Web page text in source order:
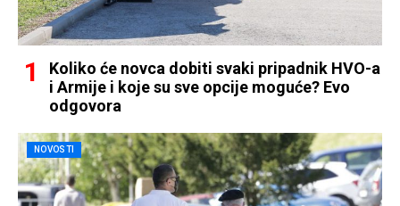
Koliko će novca dobiti svaki pripadnik HVO-a
i Armije i koje su sve opcije moguće? Evo
odgovora
NOVOSTI